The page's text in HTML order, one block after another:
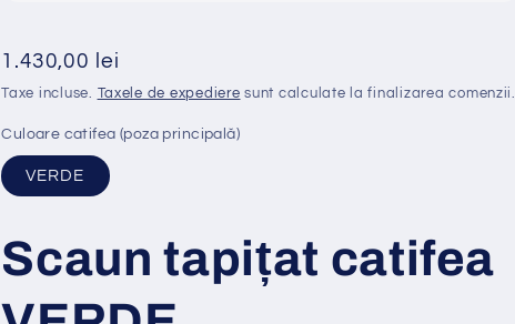
Preț
obișnuit
1.430,00 lei
Taxe incluse. Taxele de expediere sunt calculate la finalizarea comenzii.
Culoare catifea (poza principală)
VERDE
Scaun tapițat catifea